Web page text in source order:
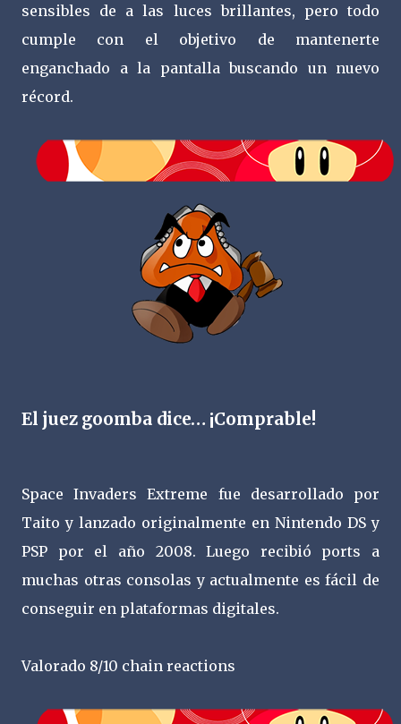
sensibles de a las luces brillantes, pero todo
cumple con el objetivo de mantenerte
enganchado a la pantalla buscando un nuevo
récord.
El juez goomba dice… ¡Comprable!
Space Invaders Extreme fue desarrollado por
Taito y lanzado originalmente en Nintendo DS y
PSP por el año 2008. Luego recibió ports a
muchas otras consolas y actualmente es fácil de
conseguir en plataformas digitales.
Valorado 8/10 chain reactions